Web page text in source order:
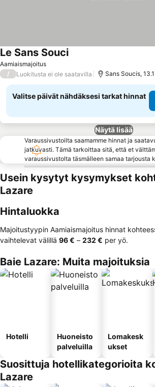
Aamiaismajoitus
Le Sans Souci
/ Luokitusta ei ole saatavilla
Valitse päivät nähdäksesi tarkat hinnat
Näytä lisää
Varaussivustoilta saamamme hinnat ja
jatkuvasti. Tämä tarkoittaa sitä, että et
varaussivustolta täsmälleen samaa tarjousta
Usein kysytyt kysymykset
Lazare
Hintaluokka
Majoitustyypin Aamiaismajoitus hinnat
vaihtelevat välillä ‎96 € – ‎232 € per yö.
Baie Lazare: Muita majoituksia
Hotelli
Huoneisto
palveluilla
Lomakesk
ukset
Suosittuja hotellikategorioita
Lazare